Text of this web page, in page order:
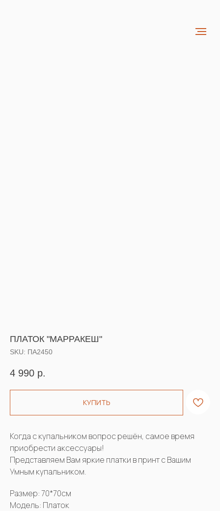
ПЛАТОК "МАРРАКЕШ"
SKU: ПА2450
4 990 р.
КУПИТЬ
Когда с купальником вопрос решён, самое время
приобрести аксессуары!
Представляем Вам яркие платки в принт с Вашим
Умным купальником.
Размер: 70*70см
Модель: Платок